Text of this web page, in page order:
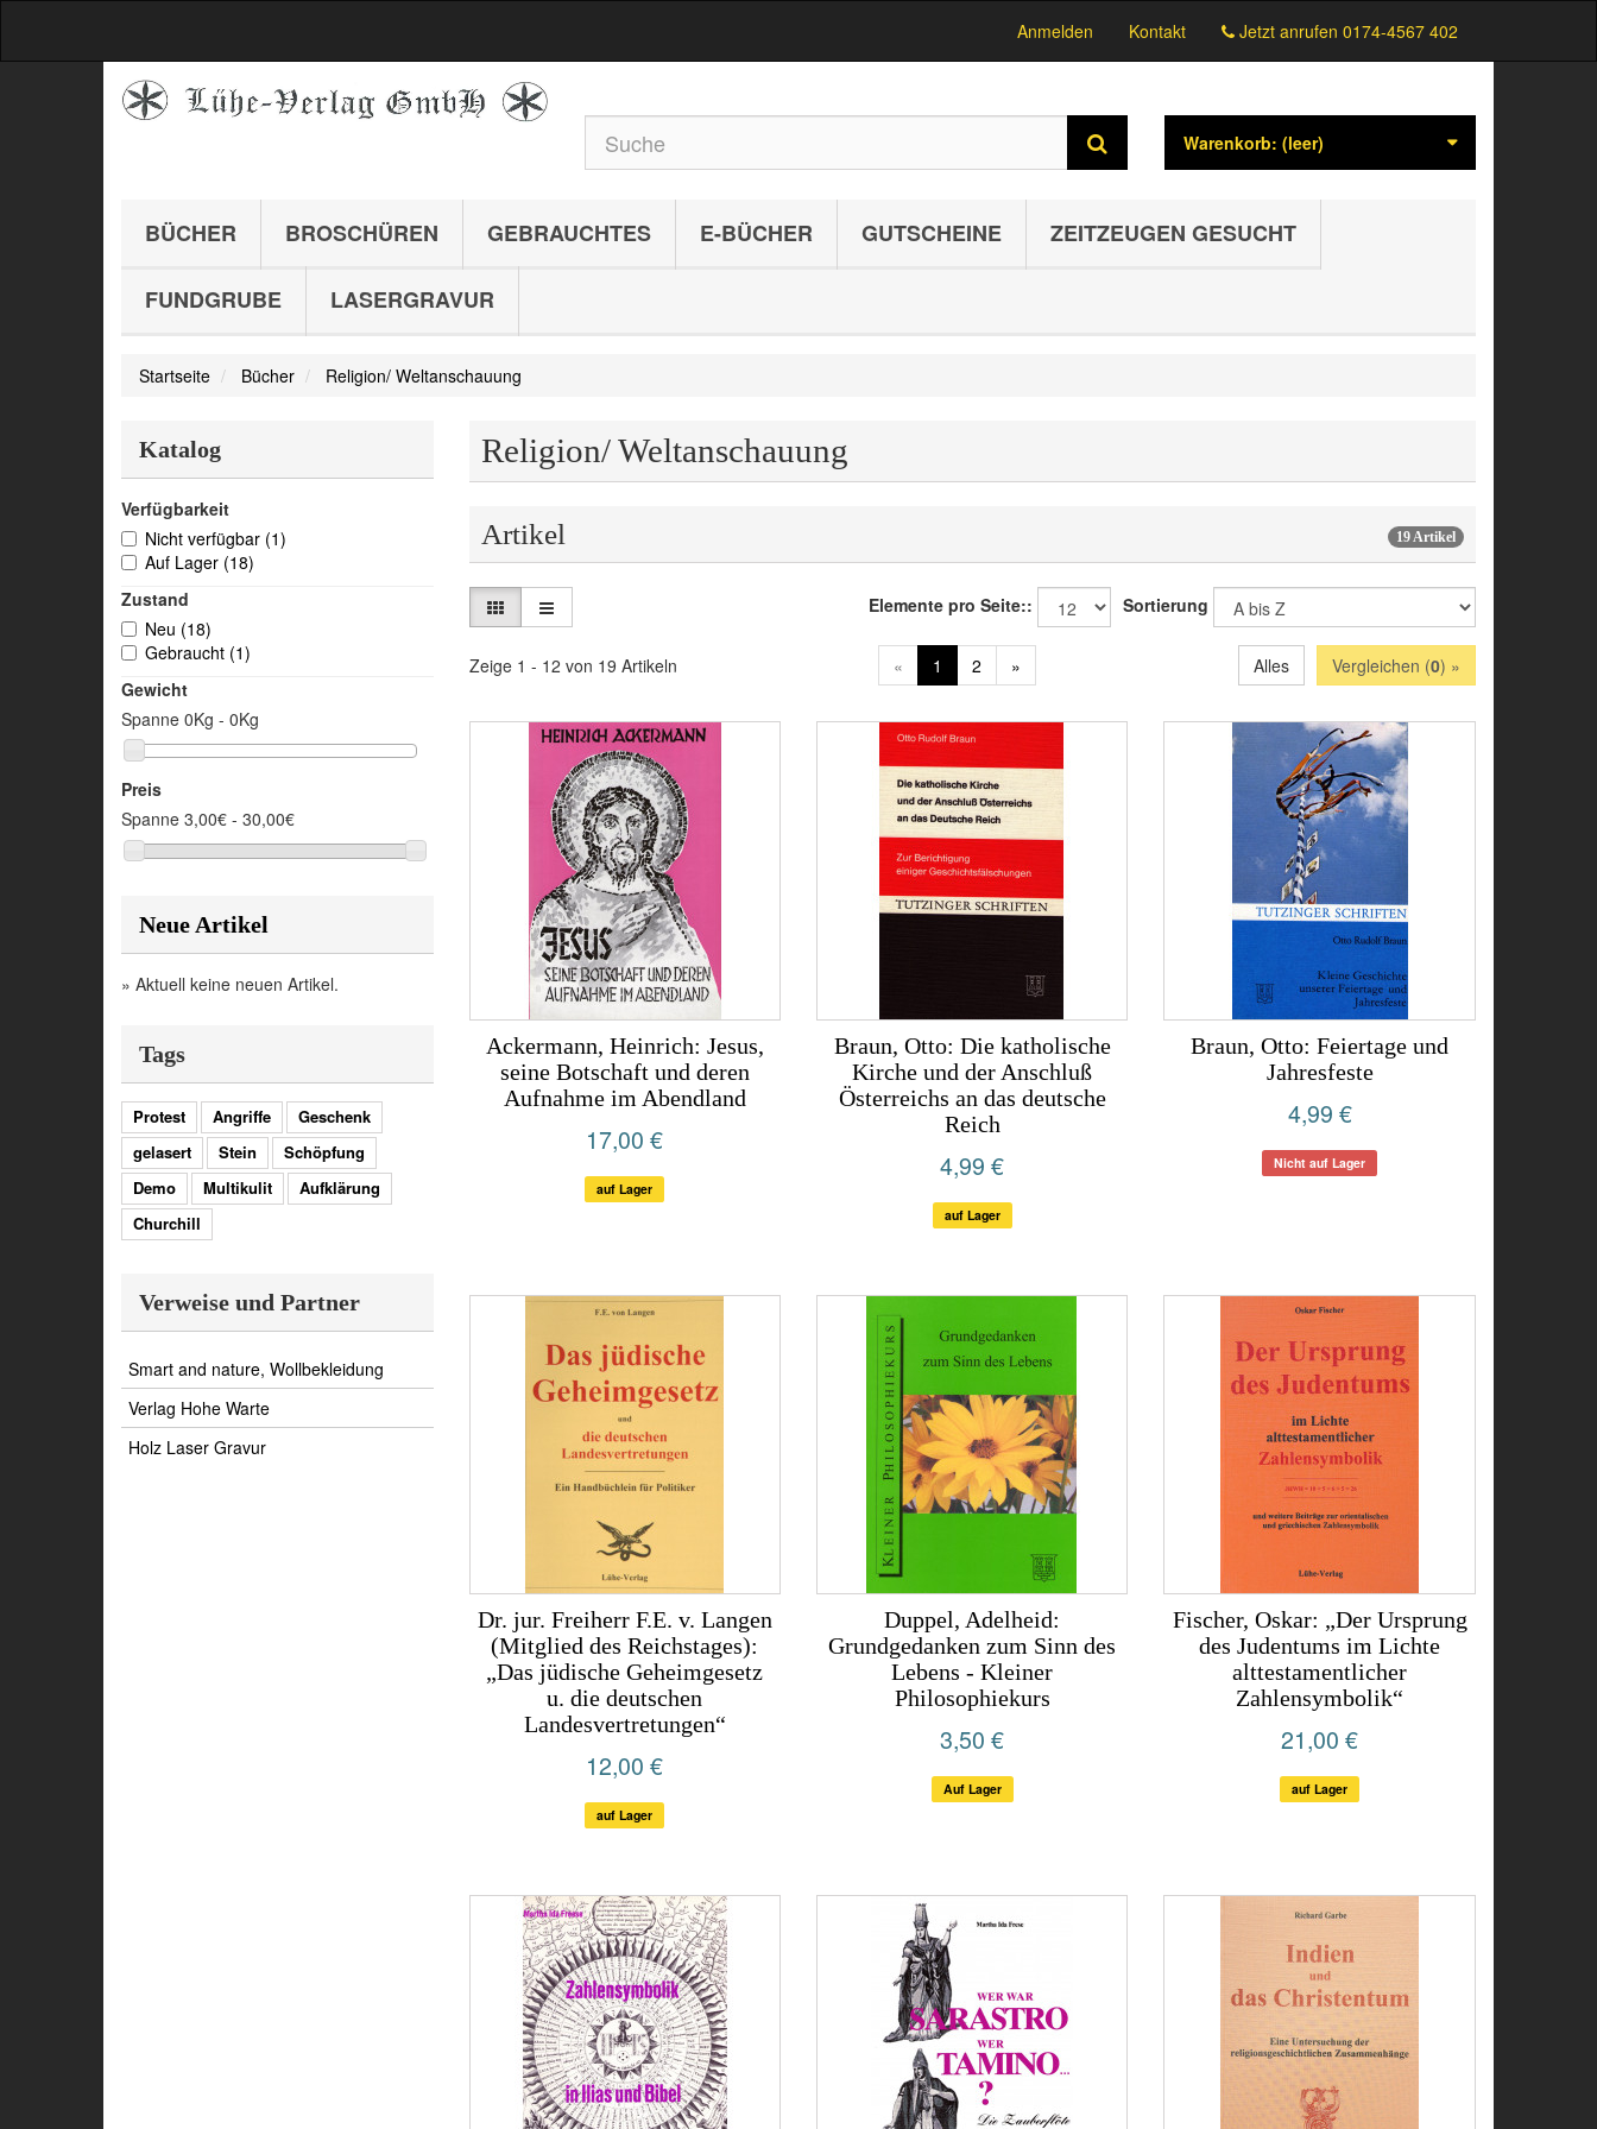
Anmelden Kontakt Jetzt anrufen 0174-4567 402
Warenkorb: (leer)
BÜCHER BROSCHÜREN GEBRAUCHTES E-BÜCHER GUTSCHEINE ZEITZEUGEN GESUCHT
FUNDGRUBE LASERGRAVUR
Startseite Bücher Religion/ Weltanschauung
Katalog
Verfügbarkeit
Nicht verfügbar (1)
Auf Lager (18)
Zustand
Neu (18)
Gebraucht (1)
Gewicht
Spanne 0Kg - 0Kg
Preis
Spanne 3,00€ - 30,00€
Neue Artikel
» Aktuell keine neuen Artikel.
Tags
Protest Angriffe
Geschenk
gelasert
Stein
Schöpfung
Demo
Multikulit
Aufklärung
Churchill
Verweise und Partner
Smart and nature, Wollbekleidung
Verlag Hohe Warte
Holz Laser Gravur
Religion/ Weltanschauung
Artikel 19 Artikel
Sortierung
Elemente pro Seite::
Vergleichen (0) »
« 1 2 » Alles
Zeige 1 - 12 von 19 Artikeln
Ackermann, Heinrich: Jesus,
seine Botschaft und deren
Aufnahme im Abendland
17,00 €
auf Lager
Braun, Otto: Die katholische
Kirche und der Anschluß
Österreichs an das deutsche
Reich
4,99 €
auf Lager
Braun, Otto: Feiertage und
Jahresfeste
4,99 €
Nicht auf Lager
Dr. jur. Freiherr F.E. v. Langen
(Mitglied des Reichstages):
„Das jüdische Geheimgesetz
u. die deutschen
Landesvertretungen“
12,00 €
auf Lager
Duppel, Adelheid:
Grundgedanken zum Sinn des
Lebens - Kleiner
Philosophiekurs
3,50 €
Auf Lager
Fischer, Oskar: „Der Ursprung
des Judentums im Lichte
alttestamentlicher
Zahlensymbolik“
21,00 €
auf Lager